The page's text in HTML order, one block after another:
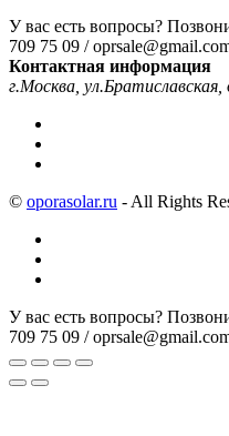
У вас есть вопросы?
709 75 09 /
Контактная информация
г.Москва,
© oporasolar.ru - All Rights
У вас есть вопросы?
709 75 09 /